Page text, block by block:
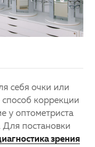
себя очки или
коррекции
у оптометриста
постановки
зрения